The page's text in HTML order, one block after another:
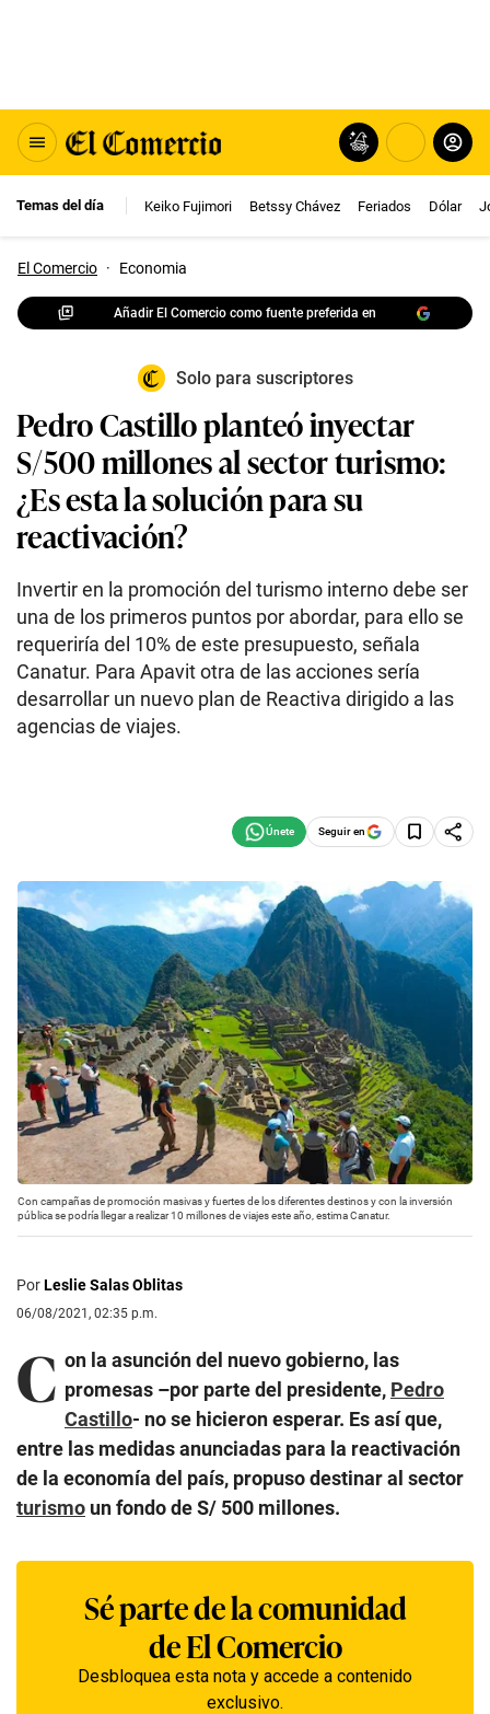
Temas del día Keiko Fujimori Betssy Chávez Feriados Dólar
El Comercio · Economia
Añadir El Comercio como fuente preferida en
Solo para suscriptores
Pedro Castillo planteó inyectar
S/500 millones al sector turismo:
¿Es esta la solución para su
reactivación?
Invertir en la promoción del turismo interno debe ser
una de los primeros puntos por abordar, para ello se
requeriría del 10% de este presupuesto, señala
Canatur. Para Apavit otra de las acciones sería
desarrollar un nuevo plan de Reactiva dirigido a las
agencias de viajes.
Seguir en
Con campañas de promoción masivas y fuertes de los diferentes destinos y con la inversión
pública se podría llegar a realizar 10 millones de viajes este año, estima Canatur.
PorLeslie Salas Oblitas
06/08/2021, 02:35 p.m.
C on la asunción del nuevo gobierno, las
promesas –por parte del presidente, Pedro
Castillo- no se hicieron esperar. Es así que,
entre las medidas anunciadas para la reactivación
de la economía del país, propuso destinar al sector
turismo un fondo de S/ 500 millones.